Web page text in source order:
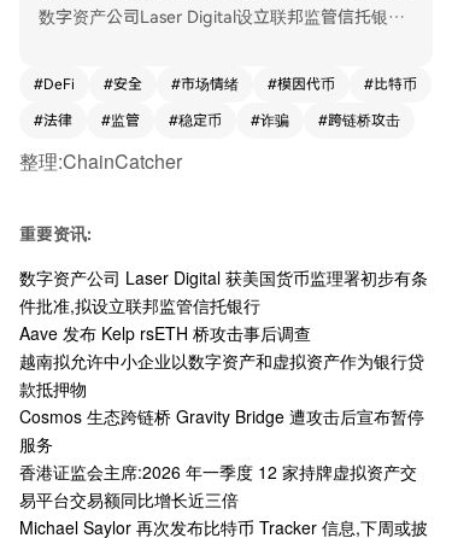
数字资产公司Laser Digital设立联邦监管信托银
** 香港证监会主席透露，2026年第一季度，香港1
2家持牌虚拟资产交易平台交易额同比增长近三
倍。 * **安全事件：** * Cosmos生态跨链桥Gravit
y Bridge在遭受攻击后宣布暂停服务。 * Aave发布
原因在于第三方桥基础设施（LayerZero V2）的单
造。协议本身未受影响，已采取保护措施并逐步恢
复。 * **人物动态：** MicroStrategy创始人Micha
el Saylor再次发布比特币相关信息，暗示其公司可
能于下周披露新的比特币增持数据。 * **政策观
点：** 美联储理事沃勒表示，稳定币的全球普及可
能会放大美国货币政策的影响力，对采用国类似固
定汇率制度。 **其他要闻：** * **法律案件：** 中
国青岛一男子在协助他人注册钱包时盗取107枚BT
C，最终以盗窃罪被判有期徒刑10年9个月。 * **市
场情绪：** 数据分析平台Santiment指出，比特币
#DeFi #安全 #市场情绪 #模因代币 #比特币
#法律 #监管 #稳定币 #诈骗 #跨链桥攻击
整理:ChainCatcher
重要资讯:
数字资产公司 Laser Digital 获美国货币监理署初步有条
件批准,拟设立联邦监管信托银行
Aave 发布 Kelp rsETH 桥攻击事后调查
越南拟允许中小企业以数字资产和虚拟资产作为银行贷
款抵押物
Cosmos 生态跨链桥 Gravity Bridge 遭攻击后宣布暂停
服务
香港证监会主席:2026 年一季度 12 家持牌虚拟资产交
易平台交易额同比增长近三倍
Michael Saylor 再次发布比特币 Tracker 信息,下周或披